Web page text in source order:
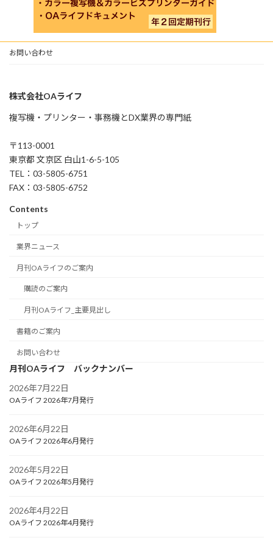
お問い合わせ
株式会社OAライフ
複写機・プリンター・事務機とDX業界の専門紙
〒113-0001
東京都 文京区 白山1-6-5-105
TEL：03-5805-6751
FAX：03-5805-6752
Contents
トップ
業界ニュース
月刊OAライフのご案内
購読のご案内
月刊OAライフ_主要見出し
書籍のご案内
お問い合わせ
月刊OAライフ バックナンバー
2026年7月22日
OAライフ 2026年7月発行
2026年6月22日
OAライフ 2026年6月発行
2026年5月22日
OAライフ 2026年5月発行
2026年4月22日
OAライフ 2026年4月発行